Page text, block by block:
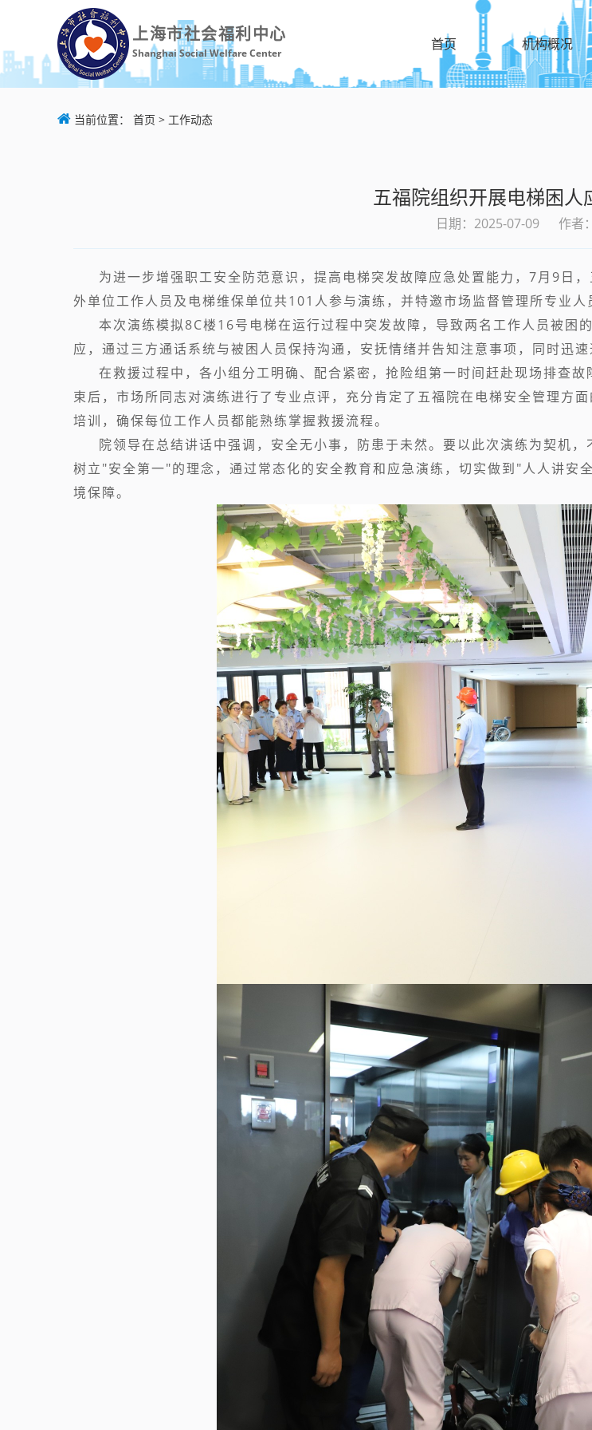
上海市社会福利中心
Shanghai Social Welfare Center
首页 机构概况
当前位置： 首页 > 工作动态
五福院组织开展电梯困人
日期：2025-07-09 作者
为进一步增强职工安全防范意识，提高电梯突发故障应急处置能力，7月9日
外单位工作人员及电梯维保单位共101人参与演练，并特邀市场监督管理所专业人
本次演练模拟8C楼16号电梯在运行过程中突发故障，导致两名工作人员被困
应，通过三方通话系统与被困人员保持沟通，安抚情绪并告知注意事项，同时迅
在救援过程中，各小组分工明确、配合紧密，抢险组第一时间赶赴现场排查
束后，市场所同志对演练进行了专业点评，充分肯定了五福院在电梯安全管理方
培训，确保每位工作人员都能熟练掌握救援流程。
院领导在总结讲话中强调，安全无小事，防患于未然。要以此次演练为契机
树立"安全第一"的理念，通过常态化的安全教育和应急演练，切实做到"人人讲安
境保障。